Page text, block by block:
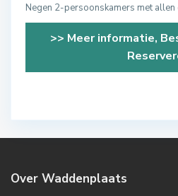
Negen 2-persoonskamers met allen
>> Meer informatie,
Over Waddenplaats